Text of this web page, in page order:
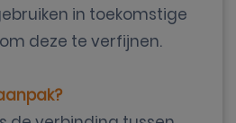
in toekomstige
deze te verfijnen.